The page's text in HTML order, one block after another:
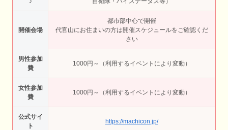
開催会場
都市部中心で開催
代官山にお住まいの方は開催スケジュールをご確認くだ
さい
男性参加
費
1000円～（利用するイベントにより変動）
女性参加
費
1000円～（利用するイベントにより変動）
公式サイ
ト
https://machicon.jp/